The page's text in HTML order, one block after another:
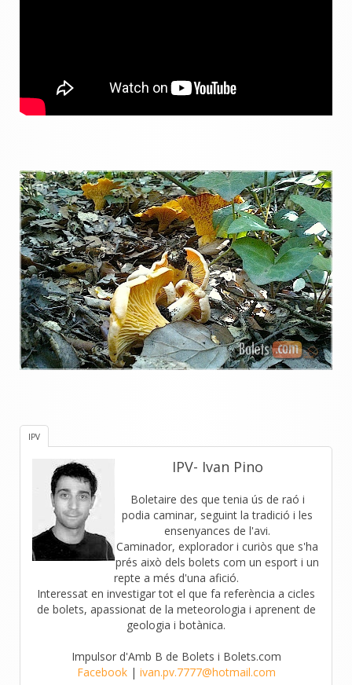
IPV
IPV- Ivan Pino
Boletaire des que tenia ús de raó i
podia caminar, seguint la tradició i les
ensenyances de l'avi.
Caminador, explorador i curiòs que s'ha
prés això dels bolets com un esport i un
repte a més d'una afició.
Interessat en investigar tot el que fa referència a cicles
de bolets, apassionat de la meteorologia i aprenent de
geologia i botànica.
Impulsor d'Amb B de Bolets i Bolets.com
Facebook| ivan.pv.7777@hotmail.com